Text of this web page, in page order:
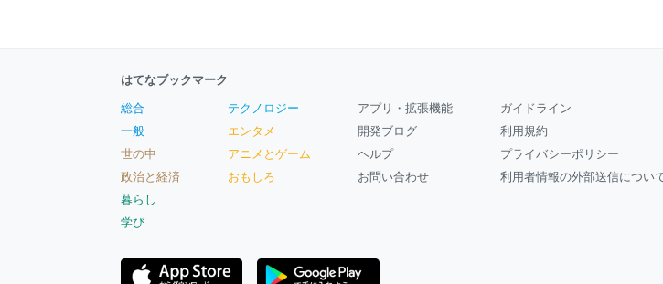
はてなブックマーク
総合
一般
世の中
政治と経済
暮らし
学び
テクノロジー
エンタメ
アニメとゲーム
おもしろ
アプリ・拡張機能
開発ブログ
ヘルプ
お問い合わせ
ガイドライン
利用規約
プライバシーポリシー
利用者情報の外部送信につい